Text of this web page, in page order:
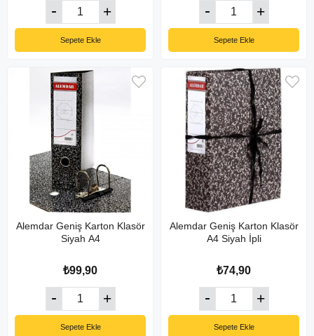
Sepete Ekle Sepete Ekle
Alemdar Geniş Karton Klasör
Siyah A4
₺99,90
Sepete Ekle
Alemdar Geniş Karton Klasör
A4 Siyah İpli
₺74,90
Sepete Ekle